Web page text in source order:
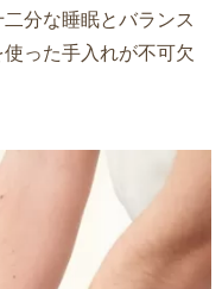
分な睡眠とバランス
った手入れが不可欠